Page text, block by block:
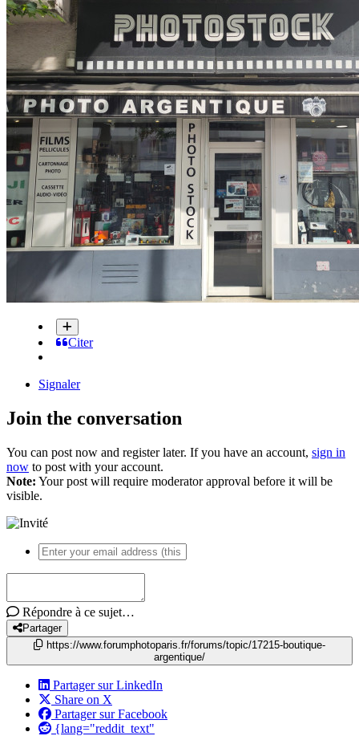
Citer
Signaler
Join the conversation
You can post now and register later. If you have an account, sign in
now to post with your account.
Note: Your post will require moderator approval before it will be
visible.
Répondre à ce sujet…
Partager
https://www.forumphotoparis.fr/forums/topic/17215-boutique-
argentique/
Partager sur LinkedIn
Share on X
Partager sur Facebook
{lang="reddit_text"